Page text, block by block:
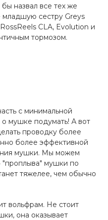
назвал все тех же
младшую сестру Greys
CLA, Evolution и
тормозом.
с минимальной
мушке подумать! А вот
проводку более
более эффективной
мушки. Мы можем
"проплыва" мушки по
тяжелее, чем обычно
вольфрам. Не стоит
она оказывает